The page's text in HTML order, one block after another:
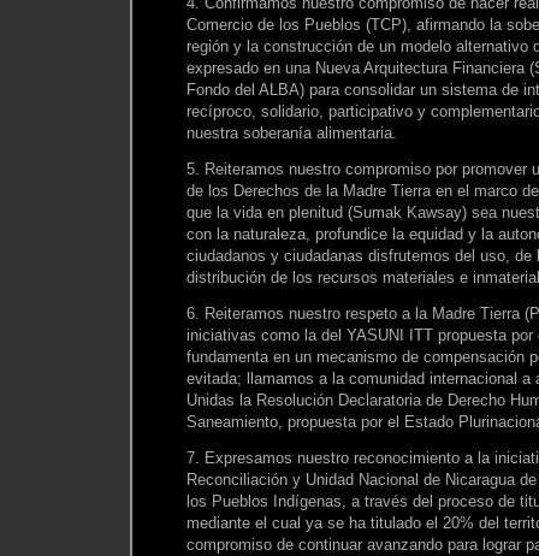
Comercio de los Pueblos (TCP), afirmando la
región y la construcción de un modelo alternativo
expresado en una Nueva Arquitectura Financiera
Fondo del ALBA) para consolidar un sistema de
recíproco, solidario, participativo y
nuestra soberanía alimentaria.
5. Reiteramos nuestro compromiso por promover
de los Derechos de la Madre Tierra en el marco
que la vida en plenitud (Sumak Kawsay) sea
con la naturaleza, profundice la equidad y la
ciudadanos y ciudadanas disfrutemos del uso, de
distribución de los recursos materiales e
6. Reiteramos nuestro respeto a la Madre Tierra
iniciativas como la del YASUNI ITT propuesta por
fundamenta en un mecanismo de compensación
evitada; llamamos a la comunidad internacional a
Unidas la Resolución Declaratoria de Derecho
Saneamiento, propuesta por el Estado
7. Expresamos nuestro reconocimiento a la
Reconciliación y Unidad Nacional de Nicaragua
los Pueblos Indígenas, a través del proceso de
mediante el cual ya se ha titulado el 20% del
compromiso de continuar avanzando para lograr